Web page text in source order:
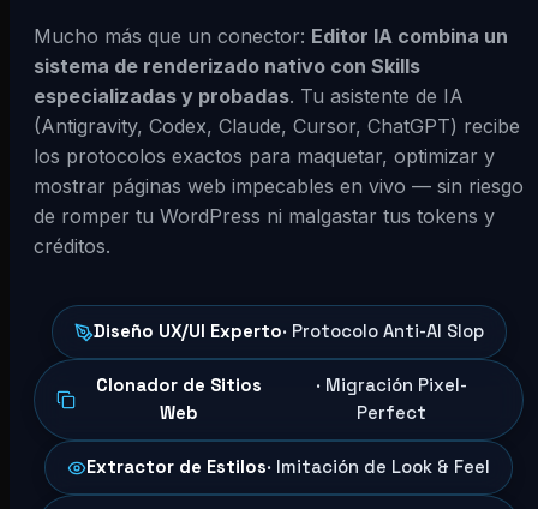
Mucho más que un conector: Editor IA combina un
sistema de renderizado nativo con Skills
especializadas y probadas. Tu asistente de IA
(Antigravity, Codex, Claude, Cursor, ChatGPT) recibe
los protocolos exactos para maquetar, optimizar y
mostrar páginas web impecables en vivo — sin riesgo
de romper tu WordPress ni malgastar tus tokens y
créditos.
Diseño UX/UI Experto· Protocolo Anti-AI Slop
Clonador de Sitios
Web
· Migración Pixel-
Perfect
Extractor de Estilos· Imitación de Look & Feel